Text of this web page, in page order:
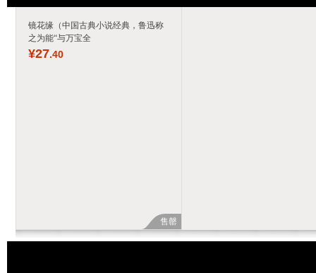
镜花缘（中国古典小说经典，鲁迅称
之为能“与万宝全
¥27.40
售罄